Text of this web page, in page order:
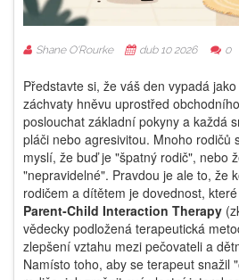
Shane O'Rourke dub 10 2026 0
Představte si, že váš den vypadá
záchvaty hněvu uprostřed
poslouchat základní pokyny a každá
pláči nebo agresivitou. Mnoho rodičů
myslí, že buď je "špatný rodič", nebo
"nepravidelné". Pravdou je ale to, že
rodičem a dítětem je dovednost,
Parent‑Child Interaction Therapy
vědecky podložená terapeutická
zlepšení vztahu mezi pečovateli a
Namísto toho, aby se terapeut snažil